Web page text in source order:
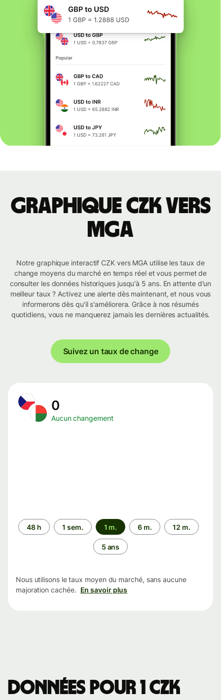
Graphique CZK vers
MGA
Notre graphique interactif CZK vers MGA utilise les taux de
change moyens du marché en temps réel et vous permet de
consulter les données historiques jusqu'à 5 ans. En attente d'un
meilleur taux ? Activez une alerte dès maintenant, et nous vous
informerons dès qu'il s'améliorera. Grâce à nos résumés
quotidiens, vous ne manquerez jamais les dernières actualités.
Suivez un taux de change
0
Aucun changement
Période
48 h 1 sem. 1 m. 6 m. 12 m.
5 ans
Nous utilisons le taux moyen du marché, sans aucune
majoration cachée. En savoir plus
Données pour 1 CZK